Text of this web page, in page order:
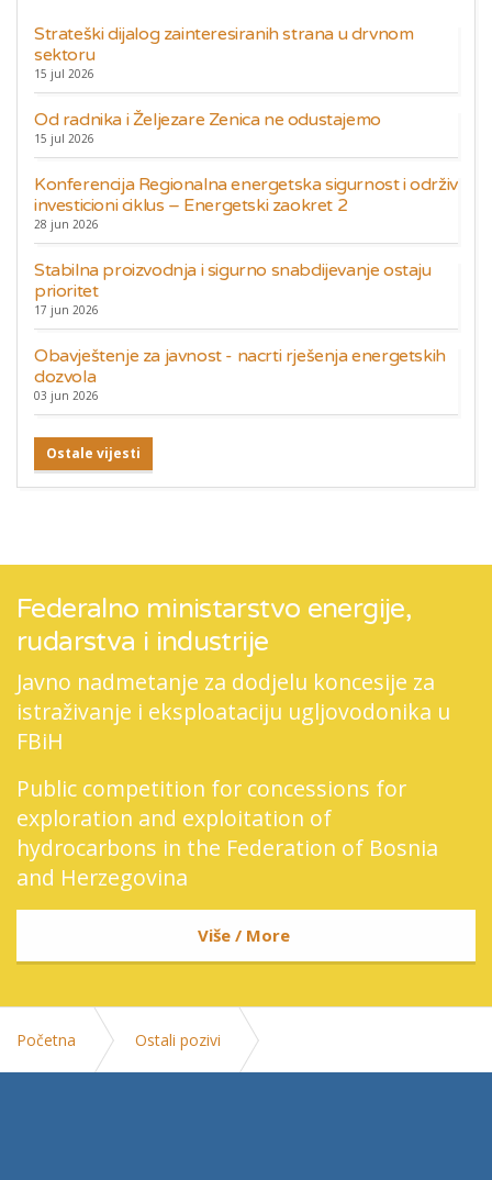
Strateški dijalog zainteresiranih strana u drvnom
sektoru
15 jul 2026
Od radnika i Željezare Zenica ne odustajemo
15 jul 2026
Konferencija Regionalna energetska sigurnost i održiv
investicioni ciklus – Energetski zaokret 2
28 jun 2026
Stabilna proizvodnja i sigurno snabdijevanje ostaju
prioritet
17 jun 2026
Obavještenje za javnost - nacrti rješenja energetskih
dozvola
03 jun 2026
Ostale vijesti
Federalno ministarstvo energije,
rudarstva i industrije
Javno nadmetanje za dodjelu koncesije za
istraživanje i eksploataciju ugljovodonika u
FBiH
Public competition for concessions for
exploration and exploitation of
hydrocarbons in the Federation of Bosnia
and Herzegovina
Više / More
Početna Ostali pozivi